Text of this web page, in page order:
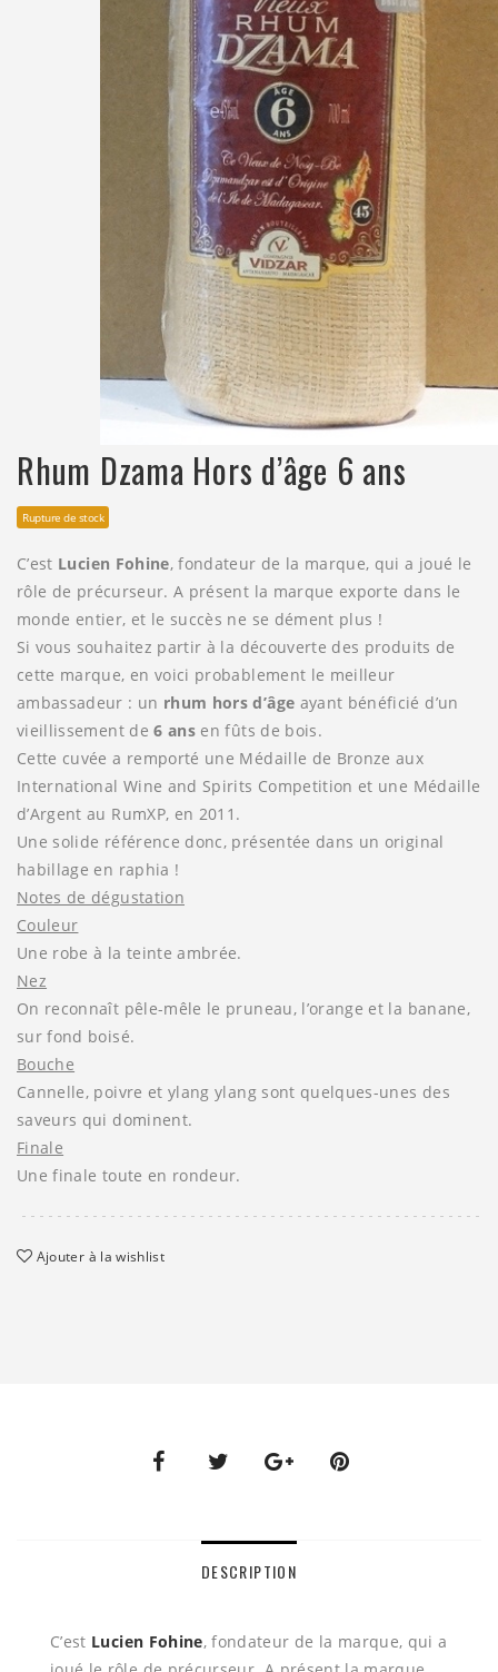
Rhum Dzama Hors d’âge 6 ans
Rupture de stock
C’est Lucien Fohine, fondateur de la marque, qui a joué le
rôle de précurseur. A présent la marque exporte dans le
monde entier, et le succès ne se dément plus !
Si vous souhaitez partir à la découverte des produits de
cette marque, en voici probablement le meilleur
ambassadeur : un rhum hors d’âge ayant bénéficié d’un
vieillissement de 6 ans en fûts de bois.
Cette cuvée a remporté une Médaille de Bronze aux
International Wine and Spirits Competition et une Médaille
d’Argent au RumXP, en 2011.
Une solide référence donc, présentée dans un original
habillage en raphia !
Notes de dégustation
Couleur
Une robe à la teinte ambrée.
Nez
On reconnaît pêle-mêle le pruneau, l’orange et la banane,
sur fond boisé.
Bouche
Cannelle, poivre et ylang ylang sont quelques-unes des
saveurs qui dominent.
Finale
Une finale toute en rondeur.
Ajouter à la wishlist
DESCRIPTION
C’est Lucien Fohine, fondateur de la marque, qui a